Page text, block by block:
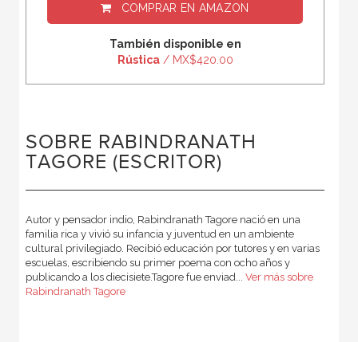
COMPRAR EN AMAZON
También disponible en
Rústica/ MX$420.00
SOBRE RABINDRANATH
TAGORE (ESCRITOR)
Autor y pensador indio, Rabindranath Tagore nació en una
familia rica y vivió su infancia y juventud en un ambiente
cultural privilegiado. Recibió educación por tutores y en varias
escuelas, escribiendo su primer poema con ocho años y
publicando a los diecisiete.Tagore fue enviad... Ver más sobre
Rabindranath Tagore